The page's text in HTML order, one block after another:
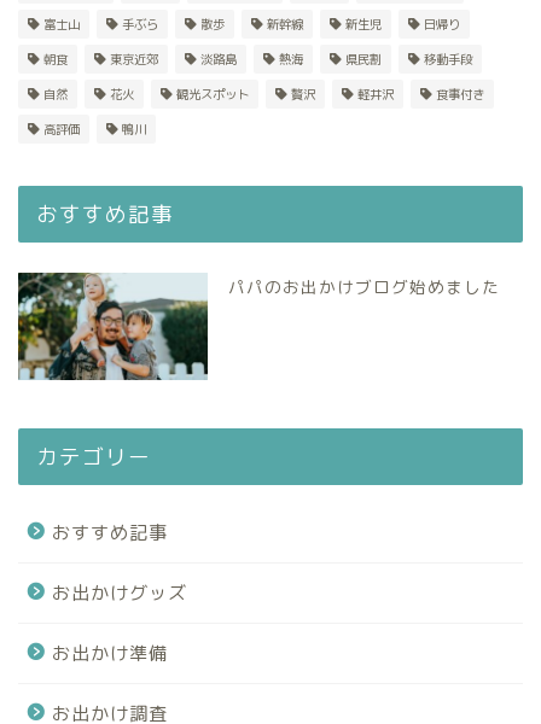
富士山 手ぶら 散歩 新幹線 新生児 日帰り
朝食 東京近郊 淡路島 熱海 県民割 移動手段
自然 花火 観光スポット 贅沢 軽井沢 食事付き
高評価 鴨川
おすすめ記事
パパのお出かけブログ始めました
カテゴリー
おすすめ記事
お出かけグッズ
お出かけ準備
お出かけ調査